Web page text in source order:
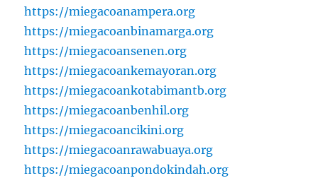
https://miegacoanampera.org
https://miegacoanbinamarga.org
https://miegacoansenen.org
https://miegacoankemayoran.org
https://miegacoankotabimantb.org
https://miegacoanbenhil.org
https://miegacoancikini.org
https://miegacoanrawabuaya.org
https://miegacoanpondokindah.org